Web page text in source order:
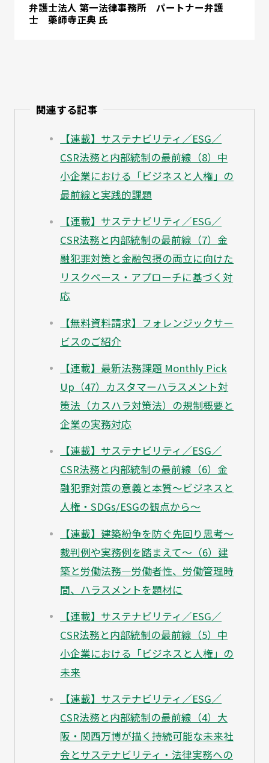
弁護士法人 第一法律事務所 パートナー弁護
士 藥師寺正典 氏
関連する記事
【連載】サステナビリティ／ESG／
CSR法務と内部統制の最前線（8）中
小企業における「ビジネスと人権」の
最前線と実践的課題
【連載】サステナビリティ／ESG／
CSR法務と内部統制の最前線（7）金
融犯罪対策と金融包摂の両立に向けた
リスクベース・アプローチに基づく対
応
【無料資料請求】フォレンジックサー
ビスのご紹介
【連載】最新法務課題 Monthly Pick
Up（47）カスタマーハラスメント対
策法（カスハラ対策法）の規制概要と
企業の実務対応
【連載】サステナビリティ／ESG／
CSR法務と内部統制の最前線（6）金
融犯罪対策の意義と本質～ビジネスと
人権・SDGs/ESGの観点から～
【連載】建築紛争を防ぐ先回り思考～
裁判例や実務例を踏まえて～（6）建
築と労働法務―労働者性、労働管理時
間、ハラスメントを題材に
【連載】サステナビリティ／ESG／
CSR法務と内部統制の最前線（5）中
小企業における「ビジネスと人権」の
未来
【連載】サステナビリティ／ESG／
CSR法務と内部統制の最前線（4）大
阪・関西万博が描く持続可能な未来社
会とサステナビリティ・法律実務への